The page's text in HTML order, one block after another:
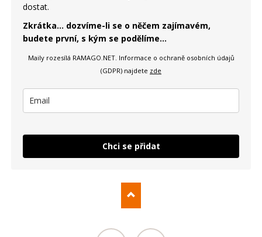
dostat.
Zkrátka... dozvíme-li se o něčem zajímavém,
budete první, s kým se podělíme...
Maily rozesílá RAMAGO.NET. Informace o ochraně osobních údajů
(GDPR) najdete zde
Chci se přidat